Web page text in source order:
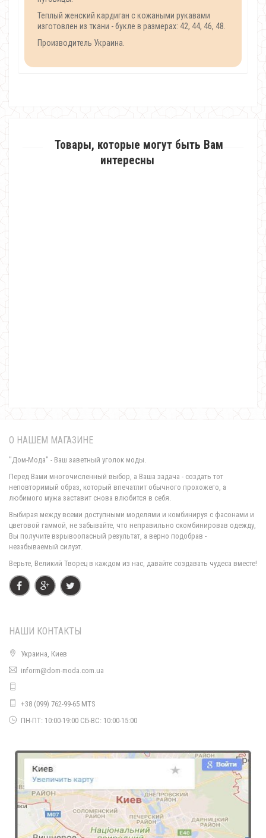
Теплый женский кардиган с кожаными рукавами
изготовлен из ткани - букле в размерах: 42, 44, 46, 48.
Производитель Украина.
Товары, которые могут быть Вам
интересны
960.00грн.
Теплый кардиган букле большого размера
О НАШЕМ МАГАЗИНЕ
"Дом-Мода" - Ваш заветный уголок моды.
Перед Вами многочисленный выбор, а Ваша задача - создать тот
неповторимый образ, который впечатлит обычного прохожего, а
любимого мужа заставит снова влюбится в себя.
Выбирая между всеми доступными моделями и комбинируя с фасонами и
цветовой гаммой, не забывайте, что неправильно скомбинировав одежду,
Вы получите взрывоопасный результат, а верно подобрав -
незабываемый силуэт.
Верьте, Великий Творец в каждом из нас, давайте создавать чудеса вместе!
НАШИ КОНТАКТЫ
Украина, Киев
inform@dom-moda.com.ua
+38 (099) 762-99-65 MTS
ПН-ПТ: 10:00-19:00 СБ-ВС: 10:00-15:00